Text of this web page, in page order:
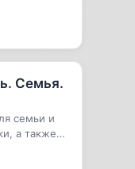
Семья.
семьи и
а также